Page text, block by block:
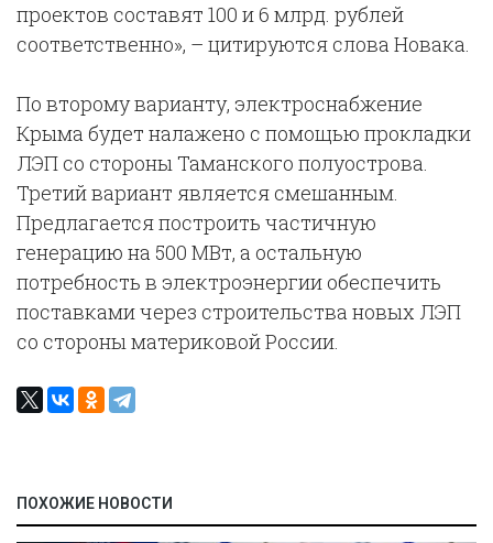
проектов составят 100 и 6 млрд. рублей
соответственно», – цитируются слова Новака.
По второму варианту, электроснабжение
Крыма будет налажено с помощью прокладки
ЛЭП со стороны Таманского полуострова.
Третий вариант является смешанным.
Предлагается построить частичную
генерацию на 500 МВт, а остальную
потребность в электроэнергии обеспечить
поставками через строительства новых ЛЭП
со стороны материковой России.
ПОХОЖИЕ НОВОСТИ